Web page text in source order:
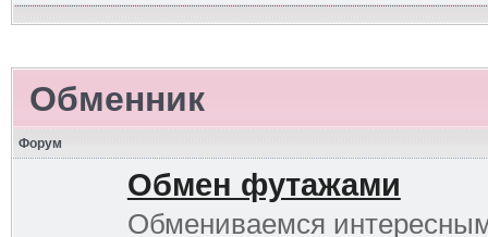
Обменник
Форум
Обмен футажами
Обмениваемся